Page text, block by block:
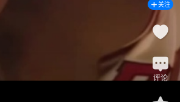
关注
评论